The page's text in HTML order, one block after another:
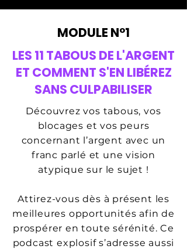
MODULE N°1
LES 11 TABOUS DE L'ARGENT
ET COMMENT S'EN LIBÉREZ
SANS CULPABILISER
Découvrez vos tabous, vos
blocages et vos peurs
concernant l’argent avec un
franc parlé et une vision
atypique sur le sujet !
Attirez-vous dès à présent les
meilleures opportunités afin de
prospérer en toute sérénité. Ce
podcast explosif s’adresse aussi